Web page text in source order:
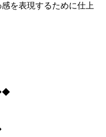
を表現するために仕上